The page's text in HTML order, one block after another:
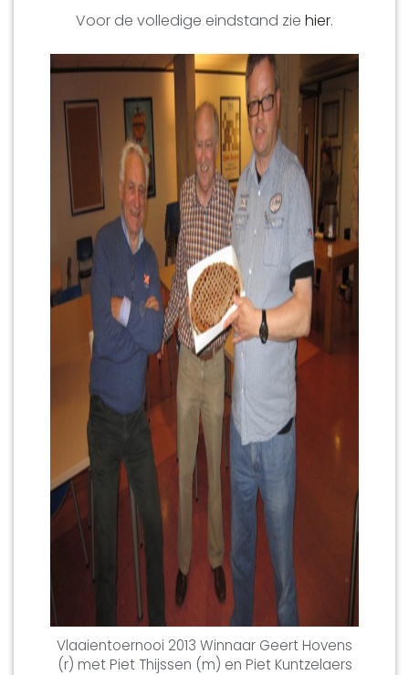
Voor de volledige eindstand zie hier.
Vlaaientoernooi 2013 Winnaar Geert Hovens
(r) met Piet Thijssen (m) en Piet Kuntzelaers